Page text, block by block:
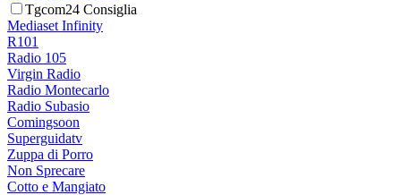
Tgcom24 Consiglia
Mediaset Infinity
R101
Radio 105
Virgin Radio
Radio Montecarlo
Radio Subasio
Comingsoon
Superguidatv
Zuppa di Porro
Non Sprecare
Cotto e Mangiato